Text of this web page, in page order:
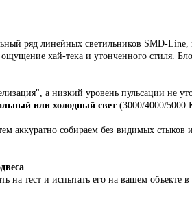
ряд линейных светильников SMD-Line,
хай-тека и утонченного стиля.
а низкий уровень пульсации не
или холодный свет (3000/4000/5000
аккуратно собираем без видимых стыков
.
на тест и испытать его на вашем объекте в